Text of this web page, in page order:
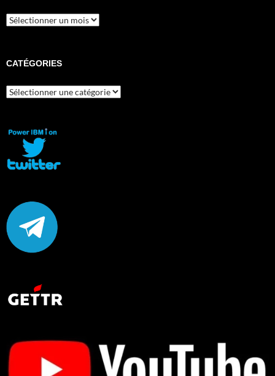
Archives
CATÉGORIES
Catégories